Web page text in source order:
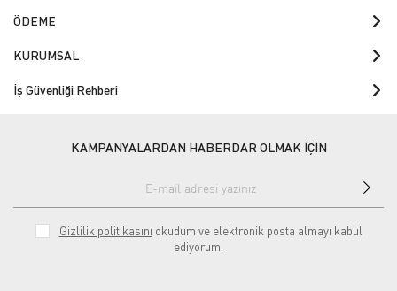
ÖDEME
KURUMSAL
İş Güvenliği Rehberi
KAMPANYALARDAN HABERDAR OLMAK İÇİN
Gizlilik politikasını okudum ve elektronik posta almayı kabul
ediyorum.